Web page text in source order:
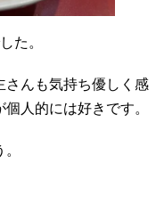
た。
さんも気持ち優しく感
人的には好きです。